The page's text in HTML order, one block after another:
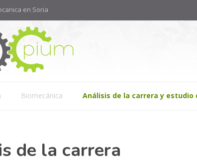
en Soria
Biomecánica Análisis de la carrera y estudio
de la carrera